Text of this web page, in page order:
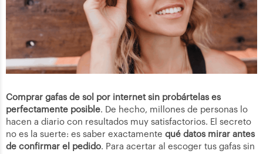
Comprar gafas de sol por internet sin probártelas es
perfectamente posible. De hecho, millones de personas lo
hacen a diario con resultados muy satisfactorios. El secreto
no es la suerte: es saber exactamente qué datos mirar antes
de confirmar el pedido. Para acertar al escoger tus gafas sin